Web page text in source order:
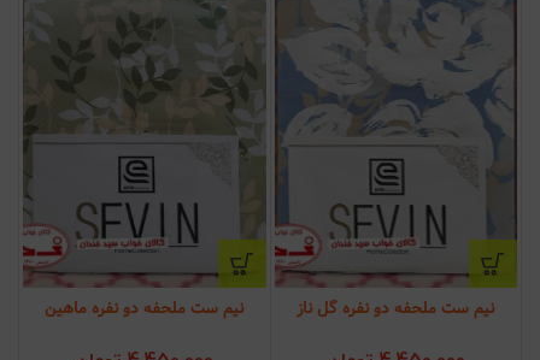
نیم ست ملحفه دو نفره گل ناز
نیم ست ملحفه دو نفره ماهین